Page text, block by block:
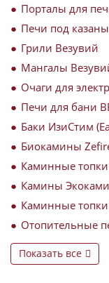
Порталы для
Печи под
Грили Везувий
Мангалы
Очаги для
Печи для бани
Баки ИзиСтим
Биокамины
Каминные
Камины
Каминные
Отопительные
Показать все